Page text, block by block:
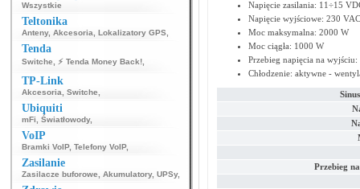
Wszystkie
Teltonika
Anteny, Akcesoria Lokalizatory GPS
Tenda
Switche ⚡ Tenda Money Back!
TP-Link
Akcesoria Switche
Ubiquiti
mFi Światłowody,
VoIP
Bramki VoIP, Telefony VoIP,
Zasilanie
Zasilacze buforowe Akumulatory, UPSy,
Napięcie zasilania: 11÷15
Napięcie wyjściowe: 230 VAC
Moc maksymalna: 2000 W
Moc ciągła: 1000 W
Przebieg napięcia na wyjściu:
Chłodzenie: aktywne -
Przebieg